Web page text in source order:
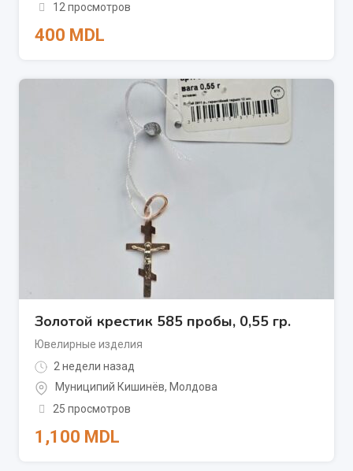
12 просмотров
400 MDL
Золотой крестик 585 пробы, 0,55 гр.
Ювелирные изделия
2 недели назад
Муниципий Кишинёв, Молдова
25 просмотров
1,100 MDL